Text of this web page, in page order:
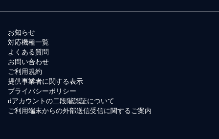
お知らせ
対応機種一覧
よくある質問
お問い合わせ
ご利用規約
提供事業者に関する表示
プライバシーポリシー
dアカウントの二段階認証について
ご利用端末からの外部送信受信に関するご案内